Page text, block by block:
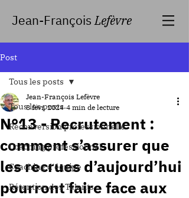
Jean-FrançoisLefèvre
Post
Tous les posts
Reconversion professionnelle
Coaching professionnel
Coaching d'équipe
Rétention des Talents
Tous les posts
N°13 - Recrutement :
comment s’assurer que
les recrues d’aujourd’hui
pourront faire face aux
Jean-François Lefèvre
8 févr. 2024 4 min de lecture